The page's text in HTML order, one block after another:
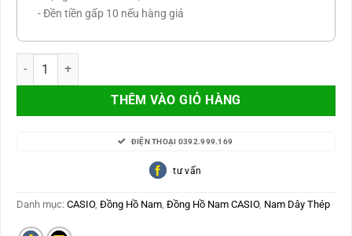
- Đền tiền gấp 10 nếu hàng giả
CASIO Edifice kính saphire chống trầy EFR-S565D-7AVUDF số
THÊM VÀO GIỎ HÀNG
ĐIỆN THOẠI 0392.999.169
tư vấn
Danh mục: CASIO, Đồng Hồ Nam Đồng Hồ Nam CASIO, Nam Dây Thép